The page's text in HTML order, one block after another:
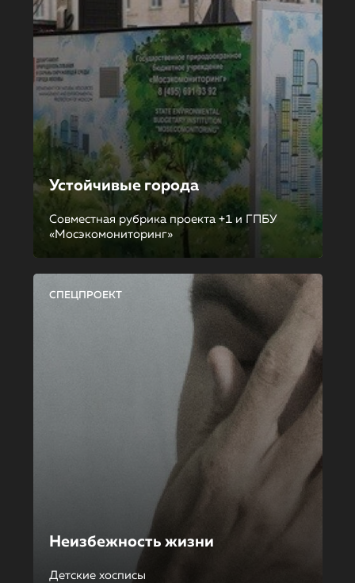
Устойчивые города
Совместная рубрика проекта +1 и ГПБУ
«Мосэкомониторинг»
СПЕЦПРОЕКТ
Неизбежность жизни
Детские хосписы